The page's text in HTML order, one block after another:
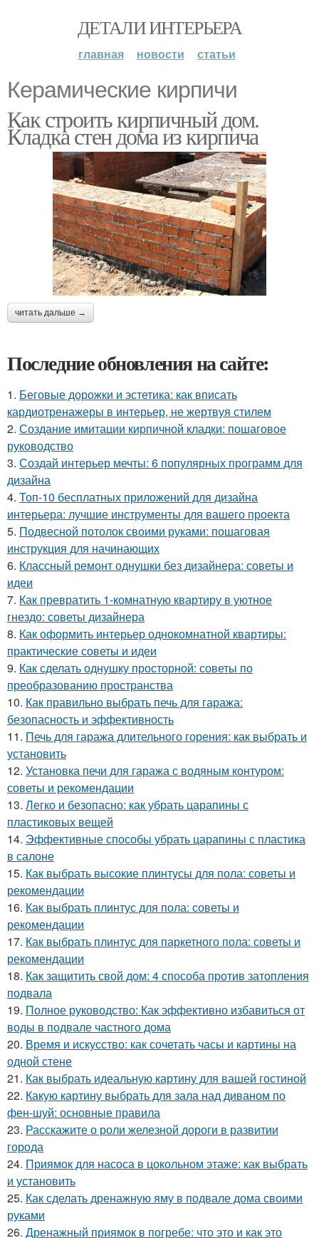
ДЕТАЛИ ИНТЕРЬЕРА
главная новости статьи
Керамические кирпичи
Как строить кирпичный дом.
Кладка стен дома из кирпича
читать дальше →
Последние обновления на сайте:
1. Беговые дорожки и эстетика: как вписать
кардиотренажеры в интерьер, не жертвуя стилем
2. Создание имитации кирпичной кладки: пошаговое
руководство
3. Создай интерьер мечты: 6 популярных программ для
дизайна
4. Топ-10 бесплатных приложений для дизайна
интерьера: лучшие инструменты для вашего проекта
5. Подвесной потолок своими руками: пошаговая
инструкция для начинающих
6. Классный ремонт однушки без дизайнера: советы и
идеи
7. Как превратить 1-комнатную квартиру в уютное
гнездо: советы дизайнера
8. Как оформить интерьер однокомнатной квартиры:
практические советы и идеи
9. Как сделать однушку просторной: советы по
преобразованию пространства
10. Как правильно выбрать печь для гаража:
безопасность и эффективность
11. Печь для гаража длительного горения: как выбрать и
установить
12. Установка печи для гаража с водяным контуром:
советы и рекомендации
13. Легко и безопасно: как убрать царапины с
пластиковых вещей
14. Эффективные способы убрать царапины с пластика
в салоне
15. Как выбрать высокие плинтусы для пола: советы и
рекомендации
16. Как выбрать плинтус для пола: советы и
рекомендации
17. Как выбрать плинтус для паркетного пола: советы и
рекомендации
18. Как защитить свой дом: 4 способа против затопления
подвала
19. Полное руководство: Как эффективно избавиться от
воды в подвале частного дома
20. Время и искусство: как сочетать часы и картины на
одной стене
21. Как выбрать идеальную картину для вашей гостиной
22. Какую картину выбрать для зала над диваном по
фен-шуй: основные правила
23. Расскажите о роли железной дороги в развитии
города
24. Приямок для насоса в цокольном этаже: как выбрать
и установить
25. Как сделать дренажную яму в подвале дома своими
руками
26. Дренажный приямок в погребе: что это и как это